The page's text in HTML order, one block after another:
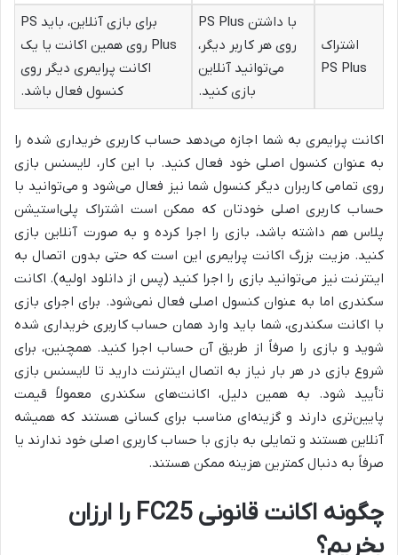
اشتراک
PS Plus
با داشتن PS Plus
روی هر کاربر دیگر،
می‌توانید آنلاین
بازی کنید.
برای بازی آنلاین، باید PS
Plus روی همین اکانت یا یک
اکانت پرایمری دیگر روی
کنسول فعال باشد.
اکانت پرایمری به شما اجازه می‌دهد حساب کاربری خریداری شده را
به عنوان کنسول اصلی خود فعال کنید. با این کار، لایسنس بازی
روی تمامی کاربران دیگر کنسول شما نیز فعال می‌شود و می‌توانید با
حساب کاربری اصلی خودتان که ممکن است اشتراک پلی‌استیشن
پلاس هم داشته باشد، بازی را اجرا کرده و به صورت آنلاین بازی
کنید. مزیت بزرگ اکانت پرایمری این است که حتی بدون اتصال به
اینترنت نیز می‌توانید بازی را اجرا کنید (پس از دانلود اولیه). اکانت
سکندری اما به عنوان کنسول اصلی فعال نمی‌شود. برای اجرای بازی
با اکانت سکندری، شما باید وارد همان حساب کاربری خریداری شده
شوید و بازی را صرفاً از طریق آن حساب اجرا کنید. همچنین، برای
شروع بازی در هر بار نیاز به اتصال اینترنت دارید تا لایسنس بازی
تأیید شود. به همین دلیل، اکانت‌های سکندری معمولاً قیمت
پایین‌تری دارند و گزینه‌ای مناسب برای کسانی هستند که همیشه
آنلاین هستند و تمایلی به بازی با حساب کاربری اصلی خود ندارند یا
صرفاً به دنبال کمترین هزینه ممکن هستند.
چگونه اکانت قانونی FC25 را ارزان
بخریم؟